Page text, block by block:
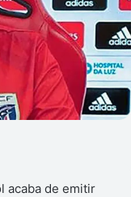
acaba de emitir